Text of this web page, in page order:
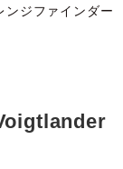
ンジファインダー